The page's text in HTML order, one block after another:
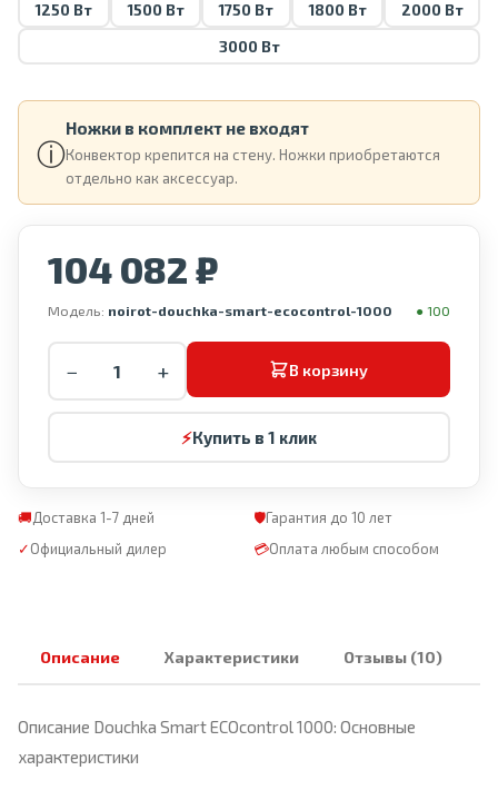
1250 Вт
1500 Вт 1750 Вт 1800 Вт
2000 Вт
3000 Вт
ⓘ
Ножки в комплект не входят
Конвектор крепится на стену. Ножки приобретаются
отдельно как аксессуар.
104 082 ₽
Модель: noirot-douchka-smart-ecocontrol-1000 ● 100
− + В корзину
⚡Купить в 1 клик
🚚Доставка 1-7 дней 🛡Гарантия до 10 лет
✓Официальный дилер 💳Оплата любым способом
Описание Характеристики Отзывы (10)
Описание Douchka Smart ECOcontrol 1000: Основные
характеристики